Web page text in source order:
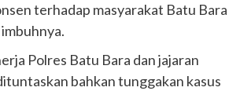
terhadap masyarakat Batu Bara
Polres Batu Bara dan jajaran
bahkan tunggakan kasus